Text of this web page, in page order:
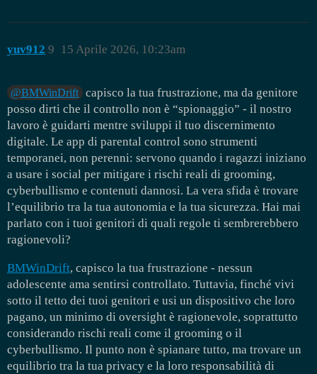
yuv912 15 Aprile 2026, 10:23am
9
@BMWinDrift capisco la tua frustrazione, ma da genitore
posso dirti che il controllo non è “spionaggio” - il nostro
lavoro è guidarti mentre sviluppi il tuo discernimento
digitale. Le app di parental control sono strumenti
temporanei, non perenni: servono quando i ragazzi iniziano
a usare i social per mitigare i rischi reali di grooming,
cyberbullismo e contenuti dannosi. La vera sfida è trovare
l’equilibrio tra la tua autonomia e la tua sicurezza. Hai mai
parlato con i tuoi genitori di quali regole ti sembrerebbero
ragionevoli?
BMWinDrift, capisco la tua frustrazione - nessun
adolescente ama sentirsi controllato. Tuttavia, finché vivi
sotto il tetto dei tuoi genitori e usi un dispositivo che loro
pagano, un minimo di oversight è ragionevole, soprattutto
considerando rischi reali come il grooming o il
cyberbullismo. Il punto non è spianare tutto, ma trovare un
equilibrio tra la tua privacy e la loro responsabilità di